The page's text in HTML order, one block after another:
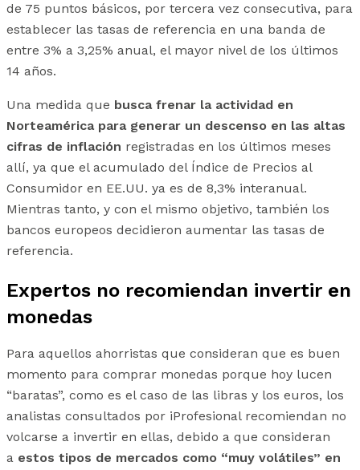
de 75 puntos básicos, por tercera vez consecutiva, para
establecer las tasas de referencia en una banda de
entre 3% a 3,25% anual, el mayor nivel de los últimos
14 años.
Una medida que busca frenar la actividad en
Norteamérica para generar un descenso en las altas
cifras de inflación registradas en los últimos meses
allí, ya que el acumulado del Índice de Precios al
Consumidor en EE.UU. ya es de 8,3% interanual.
Mientras tanto, y con el mismo objetivo, también los
bancos europeos decidieron aumentar las tasas de
referencia.
Expertos no recomiendan invertir en
monedas
Para aquellos ahorristas que consideran que es buen
momento para comprar monedas porque hoy lucen
“baratas”, como es el caso de las libras y los euros, los
analistas consultados por iProfesional recomiendan no
volcarse a invertir en ellas, debido a que consideran
a estos tipos de mercados como “muy volátiles” en